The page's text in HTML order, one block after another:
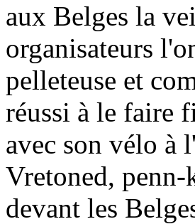
aux Belges la
organisateurs
pelleteuse et
réussi à le faire
avec son vélo à
Vretoned,
devant les